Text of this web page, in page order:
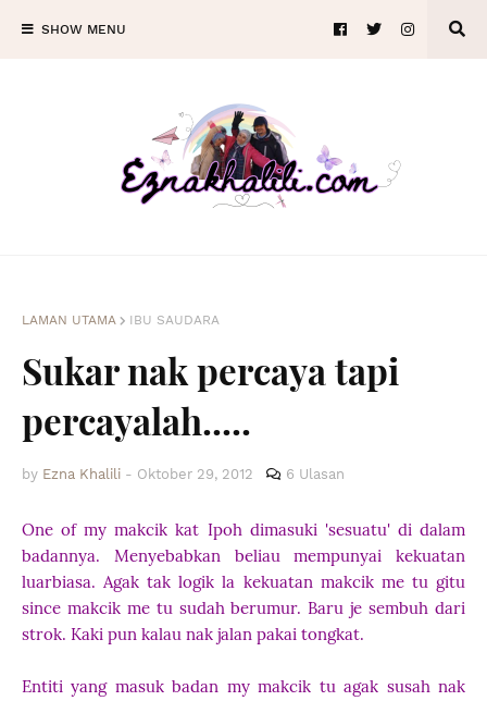
SHOW MENU
LAMAN UTAMA IBU SAUDARA
Sukar nak percaya tapi
percayalah.....
by Ezna Khalili - Oktober 29, 2012 6 Ulasan
One of my makcik kat Ipoh dimasuki 'sesuatu' di dalam
badannya. Menyebabkan beliau mempunyai kekuatan
luarbiasa. Agak tak logik la kekuatan makcik me tu gitu
since makcik me tu sudah berumur. Baru je sembuh dari
strok. Kaki pun kalau nak jalan pakai tongkat.
Entiti yang masuk badan my makcik tu agak susah nak